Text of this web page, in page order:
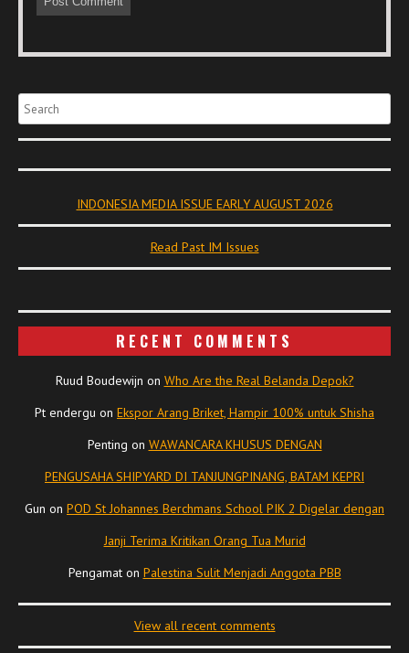
Search
INDONESIA MEDIA ISSUE EARLY AUGUST 2026
Read Past IM Issues
RECENT COMMENTS
Ruud Boudewijn on Who Are the Real Belanda Depok?
Pt endergu on Ekspor Arang Briket, Hampir 100% untuk Shisha
Penting on WAWANCARA KHUSUS DENGAN
PENGUSAHA SHIPYARD DI TANJUNGPINANG, BATAM KEPRI
Gun on POD St Johannes Berchmans School PIK 2 Digelar dengan
Janji Terima Kritikan Orang Tua Murid
Pengamaton Palestina Sulit Menjadi Anggota PBB
View all recent comments